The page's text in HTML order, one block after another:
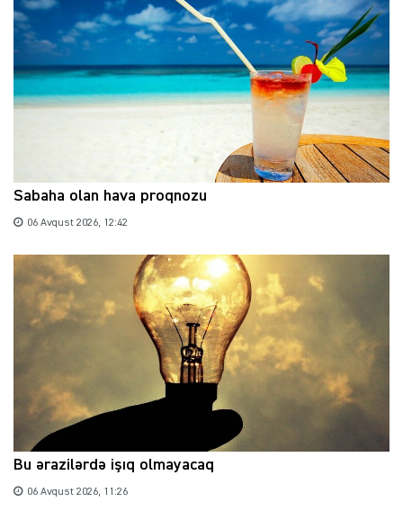
Sabaha olan hava proqnozu
06 Avqust 2026, 12:42
Bu ərazilərdə işıq olmayacaq
06 Avqust 2026, 11:26